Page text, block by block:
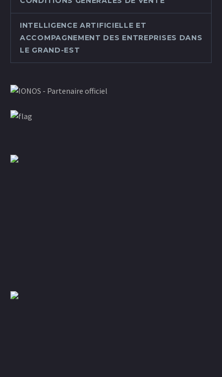
INTELLIGENCE ARTIFICIELLE ET
ACCOMPAGNEMENT DES ENTREPRISES DANS
LE GRAND-EST